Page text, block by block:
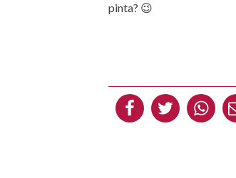
pinta? 😉